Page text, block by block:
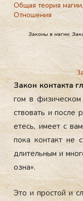
Общая теория магии
Отношения
Законы в магии.
За­кон кон­такта
гом в
ство­вать и пос­ле
етесь, име­ет с
по­ка кон­такт не
дли­тель­ным и
оз­на».
Это и прос­той и